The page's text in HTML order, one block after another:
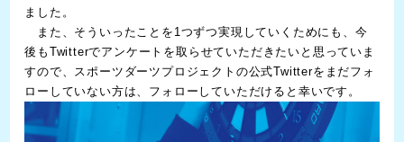
ました。
また、そういったことを1つずつ実現していくためにも、今
後もTwitterでアンケートを取らせていただきたいと思っていま
すので、
スポーツダーツプロジェクトの公式Twitterをまだフォ
ローしていない方は、フォローしていただけると幸いです。